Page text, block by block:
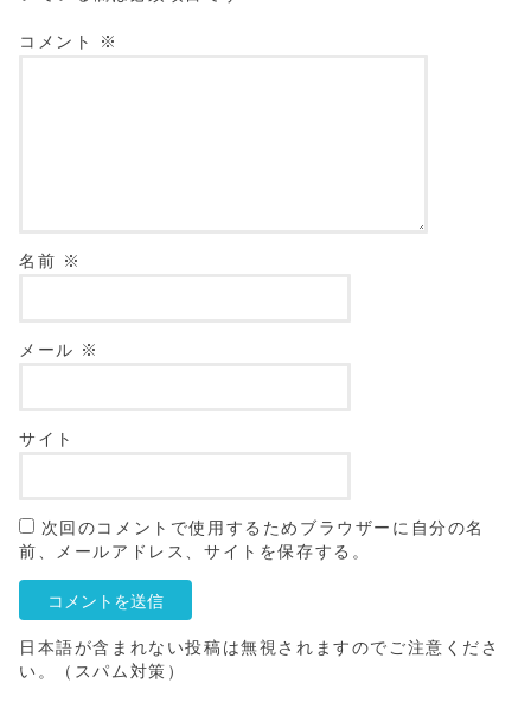
コメント ※
名前 ※
メール ※
サイト
次回のコメントで使用するためブラウザーに自分の名
前、メールアドレス、サイトを保存する。
日本語が含まれない投稿は無視されますのでご注意くださ
い。（スパム対策）